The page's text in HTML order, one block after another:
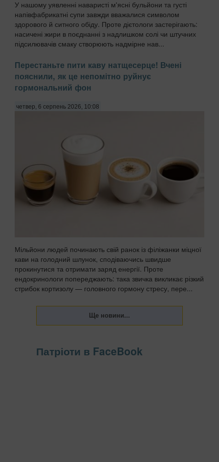
У нашому уявленні наваристі м'ясні бульйони та густі
напівфабрикатні супи завжди вважалися символом
здорового й ситного обіду. Проте дієтологи застерігають:
насичені жири в поєднанні з надлишком солі чи штучних
підсилювачів смаку створюють надмірне нав...
Перестаньте пити каву натщесерце! Вчені
пояснили, як це непомітно руйнує
гормональний фон
четвер, 6 серпень 2026, 10:08
Мільйони людей починають свій ранок із філіжанки міцної
кави на голодний шлунок, сподіваючись швидше
прокинутися та отримати заряд енергії. Проте
ендокринологи попереджають: така звичка викликає різкий
стрибок кортизолу — головного гормону стресу, пере...
Патріоти в FaceBook